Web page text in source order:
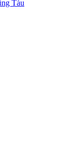
Tàu